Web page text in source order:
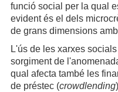
funció social per la qual
evident és el dels
de grans dimensions
L'ús de les xarxes
sorgiment de
qual afecta també les
de préstec (crowdlending